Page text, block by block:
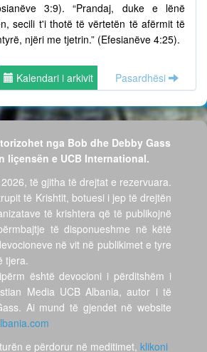
3:9). “Prandaj, duke e lënë
secili t'i thotë të vërtetën të afërmit të
njëri me tjetrin.” (Efesianëve 4:25).
Kalendari i arkivit Pasardhësi
nga Bob dhe Debby Gass
liçensën e UCB International.
të gjitha të drejtat e rezervuara.
të Krishtit, botuesi i jep të drejtën
të krishtera që të publikojnë
të disponueshme në këtë
në vit në publikimet e tyre
tjera.
është devocioni i përditshëm i
Media UCB Albania, autor i të
Ai mund të gjendet në website
e përdorur në meditimet, klikoni